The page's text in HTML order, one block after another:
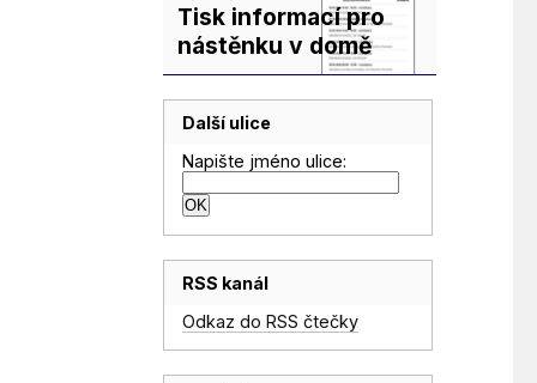
Tisk informací pro
nástěnku v domě
Další ulice
Napište jméno ulice:
RSS kanál
Odkaz do RSS čtečky